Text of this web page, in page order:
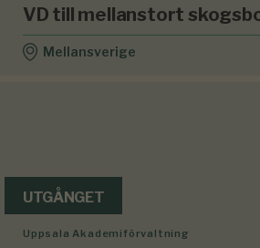
VD till mellanstort
Mellansverige
UTGÅNGET
Uppsala Akademiförvaltning